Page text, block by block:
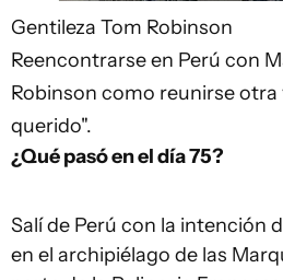
Gentileza Tom Robinson
Reencontrarse en Perú con
Robinson como reunirse otra
querido".
¿Qué pasó en el día 75?
Salí de Perú con la intención
en el archipiélago de las